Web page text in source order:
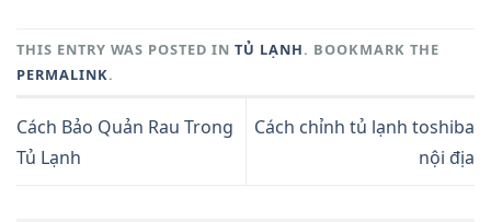
THIS ENTRY WAS POSTED IN TỦ LẠNH. BOOKMARK THE
PERMALINK.
Cách Bảo Quản Rau Trong
Tủ Lạnh
Cách chỉnh tủ lạnh toshiba
nội địa